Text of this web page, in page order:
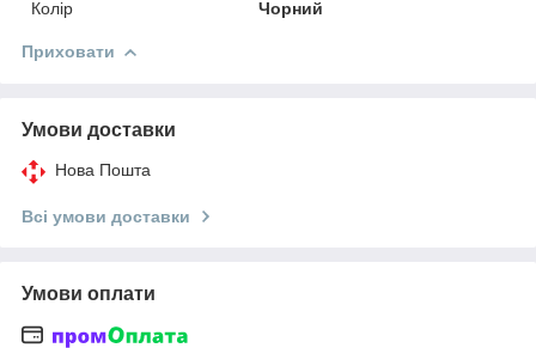
Колір Чорний
Приховати
Умови доставки
Нова Пошта
Всі умови доставки
Умови оплати